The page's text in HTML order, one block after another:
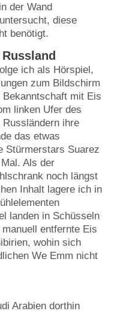
der Wand
diese
benötigt.
ich als Hörspiel,
zum Bildschirm
Bekanntschaft mit Eis
linken Ufer des
ihre
das etwas
Stürmerstars Suarez
Als der
noch längst
Inhalt lagere ich in
landen in Schüsseln
entfernte Eis
wohin sich
We Emm nicht
Arabien dorthin